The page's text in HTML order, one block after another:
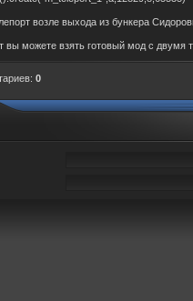
возле выхода из бункера
вы можете взять готовый мод с двумя
: 0